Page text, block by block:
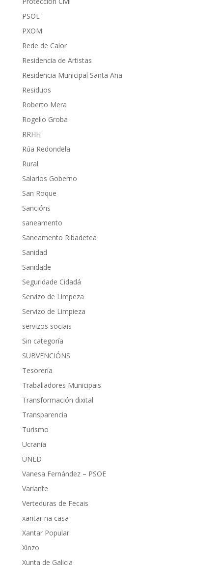
PSOE
PXOM
Rede de Calor
Residencia de Artistas
Residencia Municipal Santa Ana
Residuos
Roberto Mera
Rogelio Groba
RRHH
Rúa Redondela
Rural
Salarios Goberno
San Roque
Sancións
saneamento
Saneamento Ribadetea
Sanidad
Sanidade
Seguridade Cidadá
Servizo de Limpeza
Servizo de Limpieza
servizos sociais
Sin categoría
SUBVENCIÓNS
Tesorería
Traballadores Municipais
Transformación dixital
Transparencia
Turismo
Ucrania
UNED
Vanesa Fernández – PSOE
Variante
Verteduras de Fecais
xantar na casa
Xantar Popular
Xinzo
Xunta de Galicia